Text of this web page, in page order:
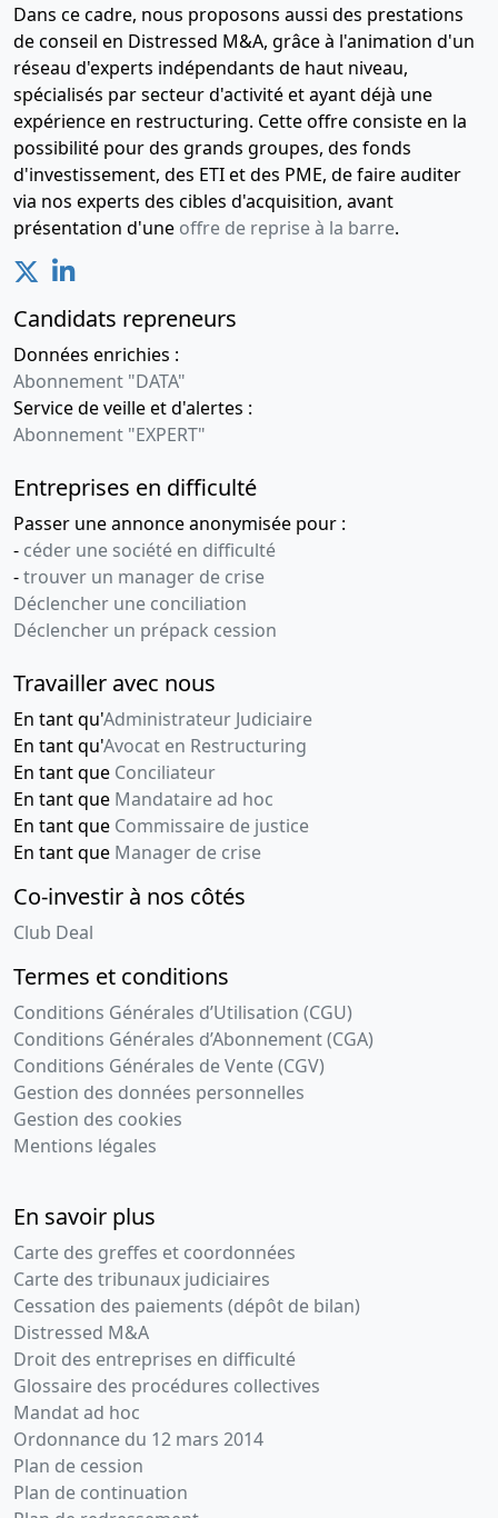
Dans ce cadre, nous proposons aussi des prestations
de conseil en Distressed M&A, grâce à l'animation d'un
réseau d'experts indépendants de haut niveau,
spécialisés par secteur d'activité et ayant déjà une
expérience en restructuring. Cette offre consiste en la
possibilité pour des grands groupes, des fonds
d'investissement, des ETI et des PME, de faire auditer
via nos experts des cibles d'acquisition, avant
présentation d'une offre de reprise à la barre.
Candidats repreneurs
Données enrichies :
Abonnement "DATA"
Service de veille et d'alertes :
Abonnement "EXPERT"
Entreprises en difficulté
Passer une annonce anonymisée pour :
- céder une société en difficulté
-trouver un manager de crise
Déclencher une conciliation
Déclencher un prépack cession
Travailler avec nous
En tant qu'Administrateur Judiciaire
En tant qu'Avocat en Restructuring
En tant que Conciliateur
En tant que Mandataire ad hoc
En tant que Commissaire de justice
En tant que Manager de crise
Co-investir à nos côtés
Club Deal
Termes et conditions
Conditions Générales d’Utilisation (CGU)
Conditions Générales d’Abonnement (CGA)
Conditions Générales de Vente (CGV)
Gestion des données personnelles
Gestion des cookies
Mentions légales
En savoir plus
Carte des greffes et coordonnées
Carte des tribunaux judiciaires
Cessation des paiements (dépôt de bilan)
Distressed M&A
Droit des entreprises en difficulté
Glossaire des procédures collectives
Mandat ad hoc
Ordonnance du 12 mars 2014
Plan de cession
Plan de continuation